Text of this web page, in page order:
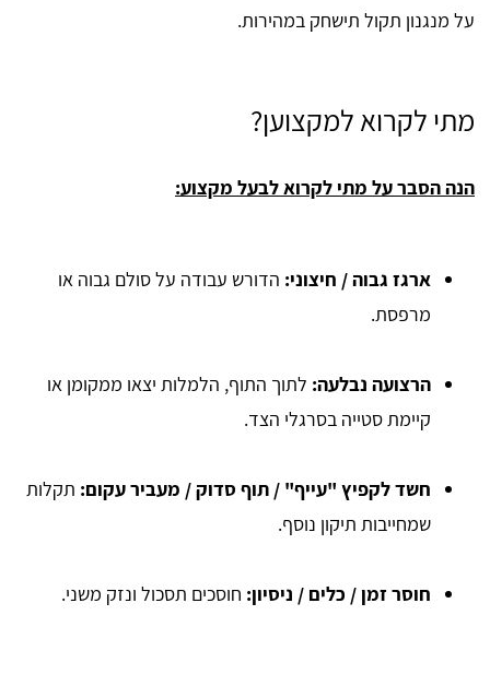
על מנגנון תקול תישחק במהירות.
מתי לקרוא למקצוען?
הנה הסבר על מתי לקרוא לבעל מקצוע:
ארגז גבוה / חיצוני: הדורש עבודה על סולם גבוה או
מרפסת.
הרצועה נבלעה: לתוך התוף, הלמלות יצאו ממקומן או
קיימת סטייה בסרגלי הצד.
חשד לקפיץ "עייף" / תוף סדוק / מעביר עקום: תקלות
שמחייבות תיקון נוסף.
חוסר זמן / כלים / ניסיון: חוסכים תסכול ונזק משני.